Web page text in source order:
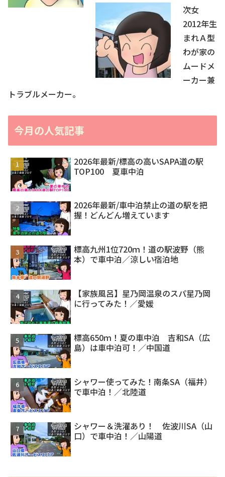
次女
2012年生
まれＡ型
わが家の
ムードメ
ーカー兼
トラブルメーカー。
今月の人気記事
2026年最新/標高の高いSAPA道の駅
TOP100 夏車中泊
2026年最新/車中泊禁止の道の駅を把
握！どんどん増えています
標高九州1位720ｍ！道の駅波野（熊
本）で車中泊／涼しい宿泊地
【家族風呂】星乃岡温泉のスパ星乃岡
に行ってみた！／愛媛
標高650ｍ！夏の車中泊 吉和SA（広
島）は車中泊可！／中国道
シャワー使ってみた！南条SA（福井）
で車中泊！／北陸道
シャワー＆洗濯あり！ 佐波川SA（山
口）で車中泊！／山陽道